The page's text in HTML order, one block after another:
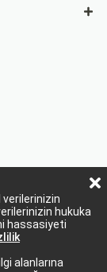
verilerinizin
hukuka
hassasiyeti
alanlarına